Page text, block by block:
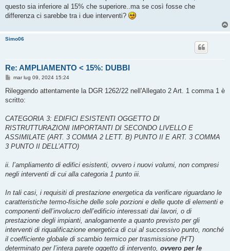
g
i
questo sia inferiore al 15% che superiore..ma se così fosse che
differenza ci sarebbe tra i due interventi?
Simo06
Re: AMPLIAMENTO < 15%: DUBBI
M
s
a
i
o
mar lug 09, 2024 15:24
Rileggendo attentamente la DGR 1262/22 nell'Allegato 2 Art. 1 comma 1 è
scritto:
CATEGORIA 3: EDIFICI ESISTENTI OGGETTO DI
RISTRUTTURAZIONI IMPORTANTI DI SECONDO LIVELLO E
ASSIMILATE (ART. 3 COMMA 2 LETT. B) PUNTO II E ART. 3 COMMA
3 PUNTO II DELL’ATTO)
ii. l’ampliamento di edifici esistenti, ovvero i nuovi volumi, non compresi
negli interventi di cui alla categoria 1 punto iii.
In tali casi, i requisiti di prestazione energetica da verificare riguardano le
caratteristiche termo-fisiche delle sole porzioni e delle quote di elementi e
componenti dell’involucro dell’edificio interessati dai lavori, o di
prestazione degli impianti, analogamente a quanto previsto per gli
interventi di riqualificazione energetica di cui al successivo punto, nonché
il coefficiente globale di scambio termico per trasmissione (H’T)
determinato per l’intera parete oggetto di intervento, ovvero per le